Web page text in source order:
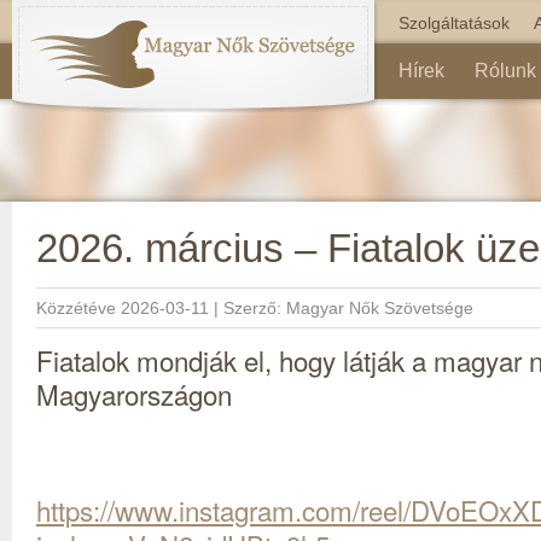
Szolgáltatások
Hírek Rólunk
2026. március – Fiatalok
Közzétéve 2026-03-11 | Szerző: Magyar Nők Szövetsége
Fiatalok mondják el, hogy látják a magyar
Magyarországon
https://www.instagram.com/reel/